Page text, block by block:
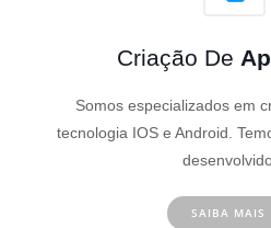
Criação De
Somos especializados em
tecnologia IOS e Android.
SAIBA MAIS